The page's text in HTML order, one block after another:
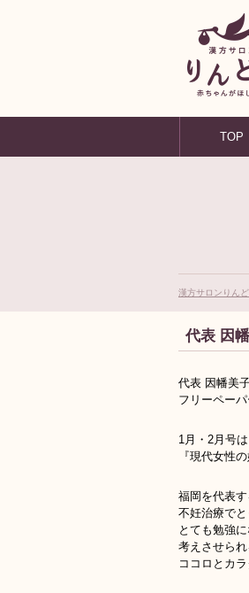
TOP
漢方サロンりん
代表 因
代表 因幡美
フリーペーパ
1月・2月号は
『現代女性
福岡を代表す
不妊治療で
とても勉強に
考えさせられ
ココロとカ